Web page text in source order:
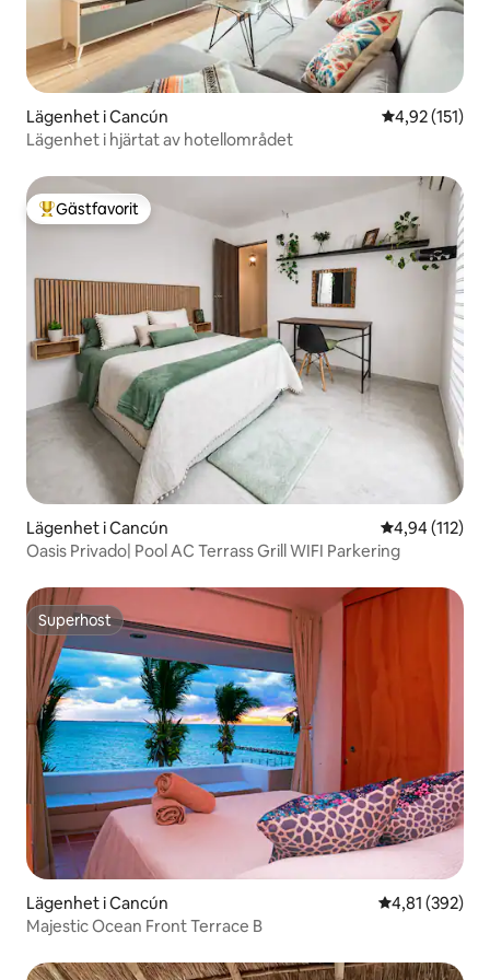
Lägenhet i Cancún 4,92 av 5 i
4,92 (151)
Lägenhet i hjärtat av hotellområdet
Populär gästfavorit
Gästfavorit
Lägenhet i Cancún 4,94 av 5 i
4,94 (112)
Oasis Privado| Pool AC Terrass Grill WIFI Parkering
Superhost
Superhost
Lägenhet i Cancún 4,81 av 5 i
4,81 (392)
Majestic Ocean Front Terrace B